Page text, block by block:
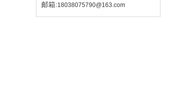
邮箱:18038075790@163.com